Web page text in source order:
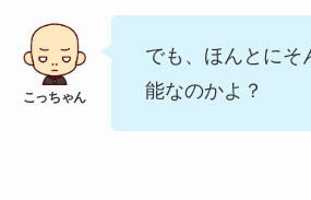
でも、ほんとにそ
能なのかよ？